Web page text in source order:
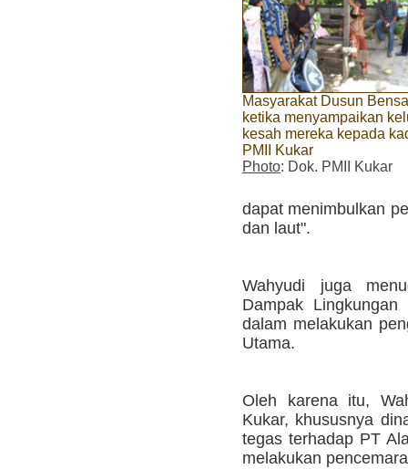
Masyarakat Dusun
ketika menyampaikan
kesah mereka kepada
PMII Kukar
Photo: Dok. PMII Kukar
dapat menimbulkan
dan laut".
Wahyudi juga
Dampak
dalam melakukan
Utama.
Oleh karena itu,
Kukar, khususnya
tegas terhadap PT
melakukan